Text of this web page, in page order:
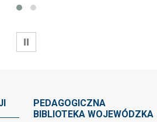
WSTRZYMAJ
PEDAGOGICZNA
BIBLIOTEKA WOJEWÓDZKA